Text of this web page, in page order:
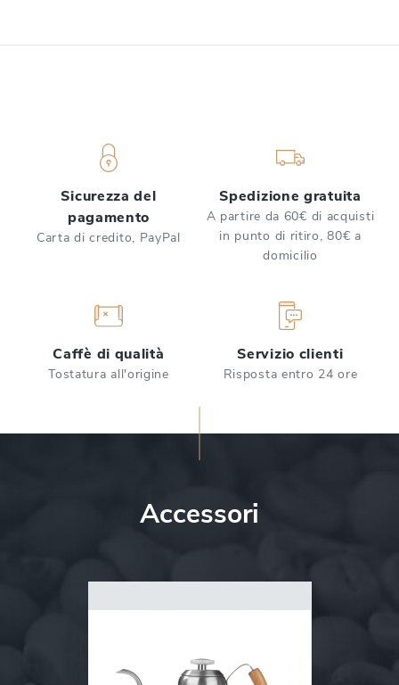
Sicurezza del
pagamento
Carta di credito, PayPal
Spedizione gratuita
A partire da 60€ di acquisti
in punto di ritiro, 80€ a
domicilio
Caffè di qualità
Tostatura all'origine
Servizio clienti
Risposta entro 24 ore
Accessori